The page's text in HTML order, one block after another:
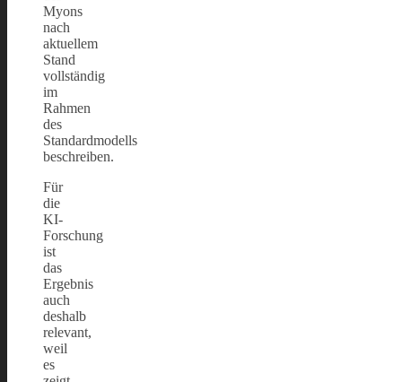
Myons
nach
aktuellem
Stand
vollständig
im
Rahmen
des
Standardmodells
beschreiben.
Für
die
KI-
Forschung
ist
das
Ergebnis
auch
deshalb
relevant,
weil
es